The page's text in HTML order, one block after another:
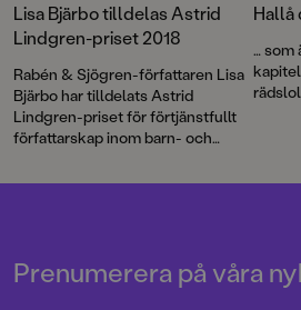
Lisa Bjärbo tilldelas Astrid
Lindgren-priset 2018
Rabén & Sjögren-författaren Lisa
Bjärbo har tilldelats Astrid
Lindgren-priset för förtjänstfullt
författarskap inom barn- och
är nästan större än rymden. Jag
Hallå
… som
Prenumerera på våra